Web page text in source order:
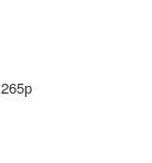
265р